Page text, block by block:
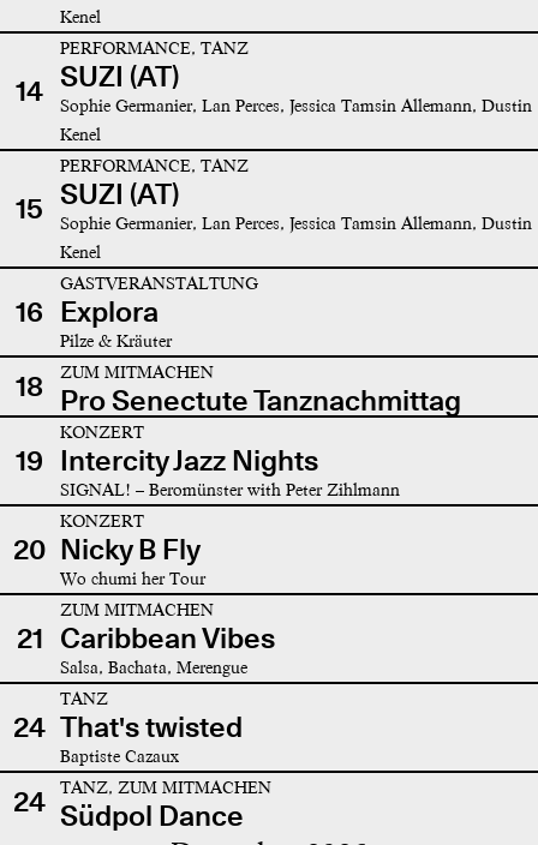
Kenel
14
PERFORMANCE, TANZ
SUZI (AT)
Sophie Germanier, Lan Perces, Jessica Tamsin Allemann, Dustin
Kenel
15
PERFORMANCE, TANZ
SUZI (AT)
Sophie Germanier, Lan Perces, Jessica Tamsin Allemann, Dustin
Kenel
16
GASTVERANSTALTUNG
Explora
Pilze & Kräuter
18 ZUM MITMACHEN
Pro Senectute Tanznachmittag
19
KONZERT
Intercity Jazz Nights
SIGNAL! – Beromünster with Peter Zihlmann
20
KONZERT
Nicky B Fly
Wo chumi her Tour
21
ZUM MITMACHEN
Caribbean Vibes
Salsa, Bachata, Merengue
24
TANZ
That's twisted
Baptiste Cazaux
24 TANZ, ZUM MITMACHEN
Südpol Dance